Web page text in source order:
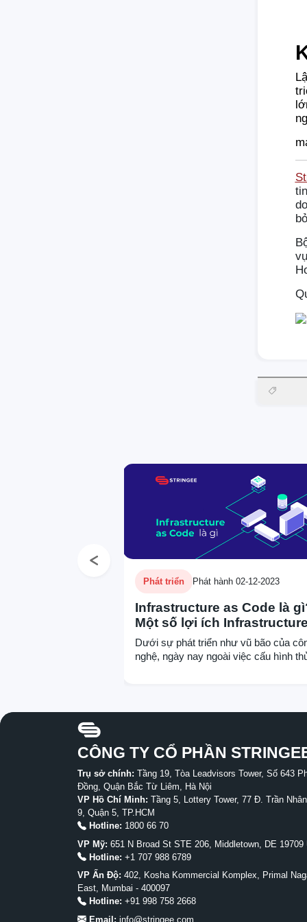
Phát triển Phát hành 02-12-2023
Infrastructure as Code là
Một số lợi ích
Code mang lại
Dưới sự phát triển như vũ bão của
nghệ, ngày nay ngoài việc cấu hình
thủ công các hệ thống thành bài toán
Previous
CÔNG TY CỔ PHẦN
Trụ sở chính: Tầng 19, Tòa Leadvisors Tower, Số 643
Đồng, Quận Bắc Từ Liêm, Hà Nội
VP Hồ Chí Minh: Tầng 5, Lottery Tower, 77 Đ. Trần
9, Quận 5, TP.HCM
Hotline: 1800 66 70
VP Mỹ: 651 N Broad St STE 206, Middletown, DE 19709
Hotline: +1 707 988 6789
VP Ấn Độ: 402, Kosha Kommercial Komplex, Primal
East, Mumbai - 400097
Hotline: +91 998 758 2668
Email: info@stringee.com